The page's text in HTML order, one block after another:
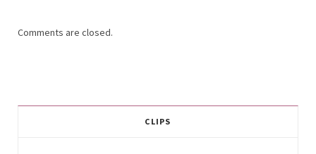
Comments are closed.
CLIPS